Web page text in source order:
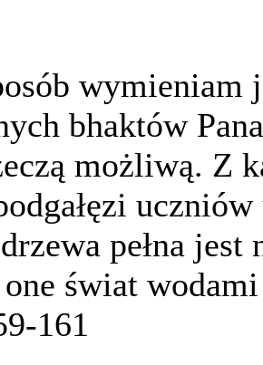
wymieniam
bhaktów
możliwą. Z
drzewa pełna
świat
161